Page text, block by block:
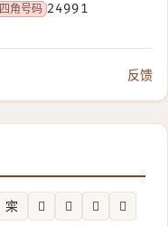
四角号码 24991
反馈
寀 𪇭 𬯡 𱙮
𢵛